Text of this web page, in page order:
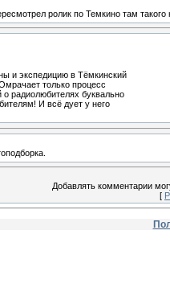
ролик по Темкино там
и экспедицию в Тёмкинский
только процесс
радиолюбителях буквально
И всё дует у него
Добавлять комментарии
[